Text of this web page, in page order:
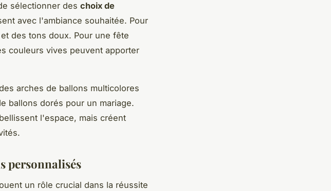
sélectionner des choix de
avec l'ambiance souhaitée. Pour
des tons doux. Pour une fête
couleurs vives peuvent apporter
arches de ballons multicolores
ballons dorés pour un mariage.
l'espace, mais créent
personnalisés
un rôle crucial dans la réussite